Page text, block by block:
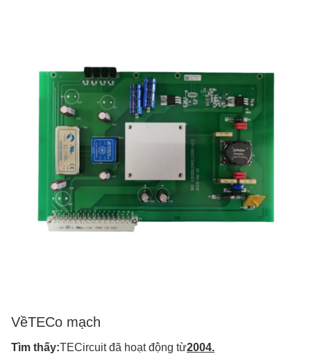
VềTECo mạch
Tìm thấy:TECircuit đã hoạt động từ2004.